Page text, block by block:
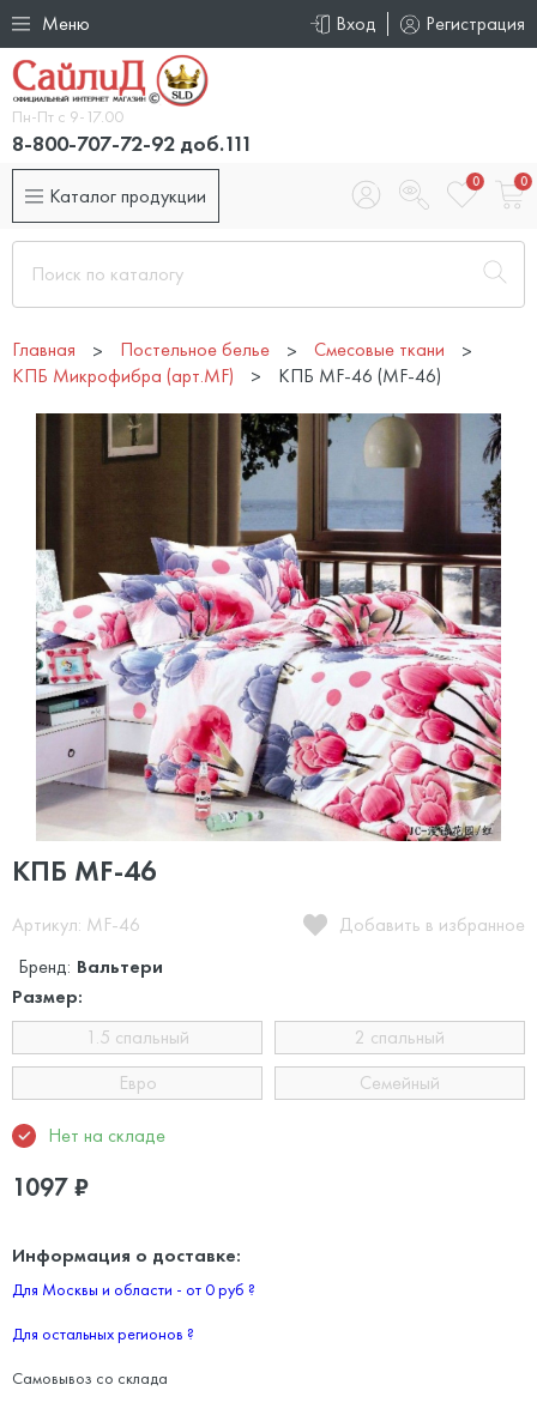
Меню Вход Регистрация
Пн-Пт с 9-17.00
8-800-707-72-92 доб.111
Каталог продукции
0 0
Главная Постельное белье
Смесовые ткани
КПБ Микрофибра (арт.MF)
КПБ MF-46 (MF-46)
КПБ MF-46
Артикул: MF-46
Добавить в избранное
Бренд: Вальтери
Размер:
1.5 спальный
2 спальный
Евро
Семейный
Нет на складе
1097₽
Информация о доставке:
Для Москвы и области - от 0 руб ?
Для остальных регионов ?
Самовывоз со склада